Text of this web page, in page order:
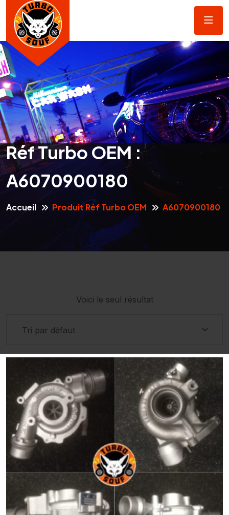
Réf Turbo OEM :
A6070900180
Accueil Produit Réf Turbo OEM A6070900180
Voici le seul résultat